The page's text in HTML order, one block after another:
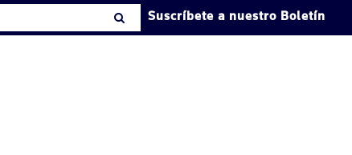
Suscríbete a nuestro Boletín